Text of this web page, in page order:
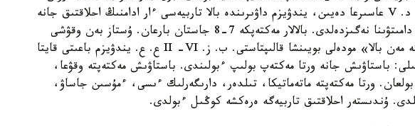
ماڭىزدى بولىپ سانالدى. ب. ز. د. V عاسىرعا دەيىن، يندۋيزم داۋىرىندە بالا تاربيەسى ءار ادامنىڭ احلاقتىق جانە
اقىل-وي ءورىسىن كەڭەيتىپ، دامىتۋىنا نەگىزدەلدى. بالالار مەكتەپكە 7-8 جاستان بارعان. ۇستاز بەن وقۋشى
اراسىنداعى قارىم-قاتىناس «اكە مەن بالا» مودەلى بويىنشا قالىپتاستى. ب. ز. II -VI ع. ع. يندۋيزم باعىتى قايتا
باستاۋىش جانە ورتا مەكتەپ بولىپ ءبولىندى. باستاۋىش مەكتەپتە وقۋعا،
ورتا مەكتەپتە ماتەماتيكا، تىلدەر، دارىگەرلىك ءىسى، ءمۇسىن جاساۋ،
ۇندىستەر احلاقتىق تاربيەگە ەرەكشە كوڭىل ءبولدى.